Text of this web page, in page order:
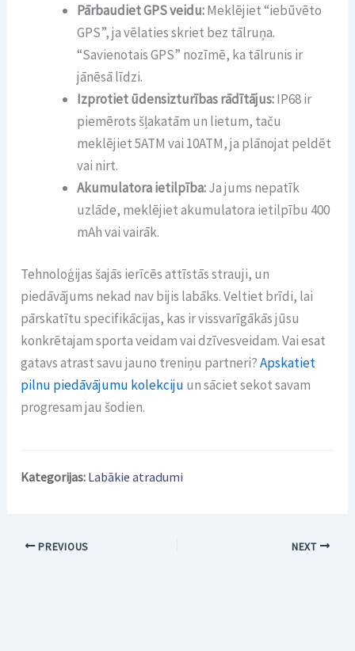
Pārbaudiet GPS veidu:Meklējiet “iebūvēto
GPS”, ja vēlaties skriet bez tālruņa.
“Savienotais GPS” nozīmē, ka tālrunis ir
jānēsā līdzi.
Izprotiet ūdensizturības rādītājus:IP68 ir
piemērots šļakatām un lietum, taču
meklējiet 5ATM vai 10ATM, ja plānojat peldēt
vai nirt.
Akumulatora ietilpība:Ja jums nepatīk
uzlāde, meklējiet akumulatora ietilpību 400
mAh vai vairāk.
Tehnoloģijas šajās ierīcēs attīstās strauji, un
piedāvājums nekad nav bijis labāks. Veltiet brīdi, lai
pārskatītu specifikācijas, kas ir vissvarīgākās jūsu
konkrētajam sporta veidam vai dzīvesveidam. Vai esat
gatavs atrast savu jauno treniņu partneri?Apskatiet
pilnu piedāvājumu kolekciju un sāciet sekot savam
progresam jau šodien.
Kategorijas: Labākie atradumi
PREVIOUS NEXT